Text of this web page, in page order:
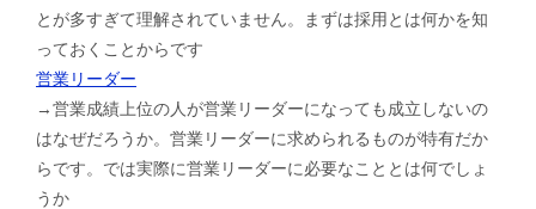
とが多すぎて理解されていません。まずは採用とは何かを知
っておくことからです
営業リーダー
→営業成績上位の人が営業リーダーになっても成立しないの
はなぜだろうか。営業リーダーに求められるものが特有だか
らです。では実際に営業リーダーに必要なこととは何でしょ
うか